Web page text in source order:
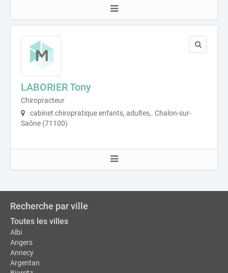
LABORIER Tony
Chiropracteur
cabinet chiropratique enfants, adultes,. Chalon-sur-
Saône (71100)
Recherche par ville
Toutes les villes
Albi
Angers
Annecy
Argentan